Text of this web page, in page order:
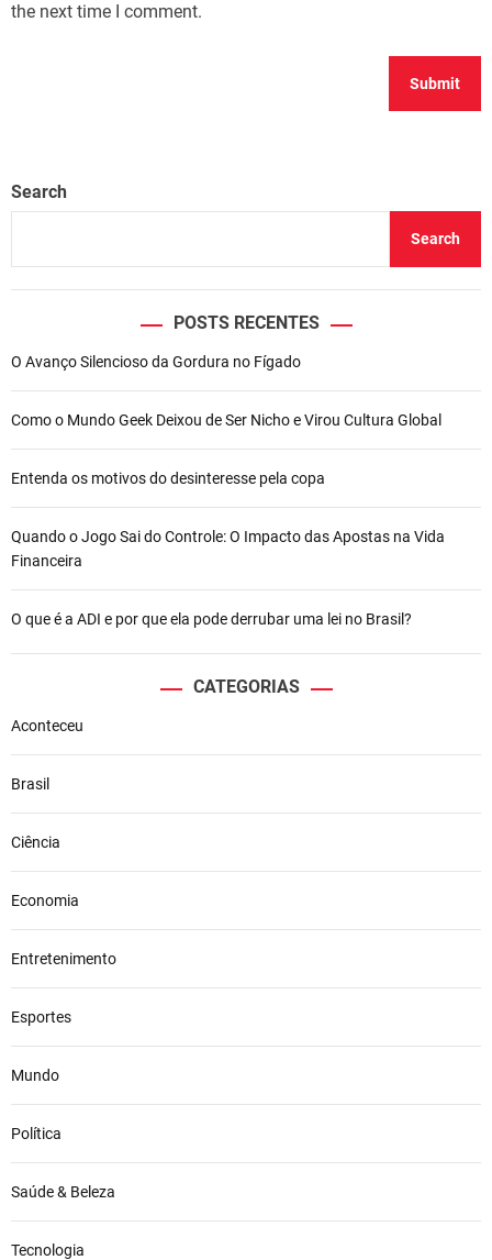
the next time I comment.
Search
Search
POSTS RECENTES
O Avanço Silencioso da Gordura no Fígado
Como o Mundo Geek Deixou de Ser Nicho e Virou Cultura Global
Entenda os motivos do desinteresse pela copa
Quando o Jogo Sai do Controle: O Impacto das Apostas na Vida
Financeira
O que é a ADI e por que ela pode derrubar uma lei no Brasil?
CATEGORIAS
Aconteceu
Brasil
Ciência
Economia
Entretenimento
Esportes
Mundo
Política
Saúde & Beleza
Tecnologia